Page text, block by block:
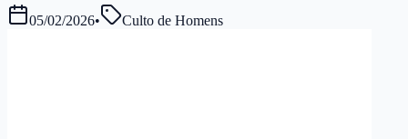
05/02/2026• Culto de Homens